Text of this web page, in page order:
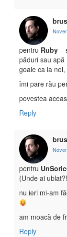
pentru Ruby –
păduri sau
goale ca la
îmi pare rău
povestea
Reply
pentru
(Unde ai
nu ieri mi-am
am moacă de
Reply